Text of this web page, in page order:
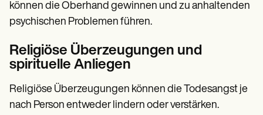
können die Oberhand gewinnen und zu anhaltenden
psychischen Problemen führen.
Religiöse Überzeugungen und
spirituelle Anliegen
Religiöse Überzeugungen können die Todesangst je
nach Person entweder lindern oder verstärken.